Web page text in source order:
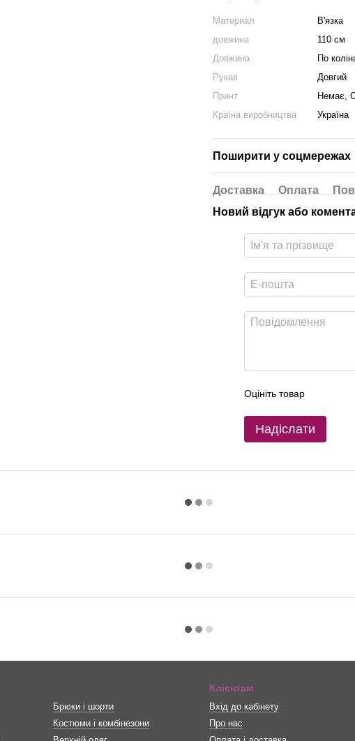
Материал
В'язка
довжина
110 см
Довжина
По
Рукав
Довгий
Принт
Немає,
Країна виробництва
Україна
Поширити у соцмережах
Доставка Оплата
Новий відгук або
Оцініть товар
Надіслати
Брюки і шорти
Костюми і комбінезони
Клієнтам
Вхід до кабінету
Про нас